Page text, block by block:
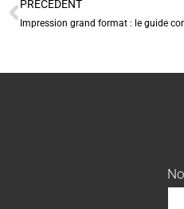
PRÉCÉDENT
Impression grand format : le guide